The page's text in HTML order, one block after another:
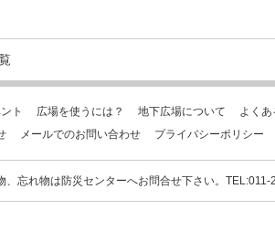
ト 広場を使うには？ 地下広場について
よく
メールでのお問い合わせ プライバシーポリシー
、忘れ物は防災センターへお問合せ下さい。